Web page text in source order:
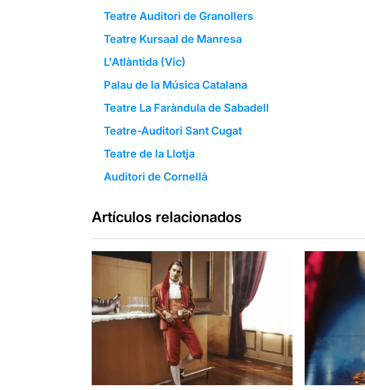
Teatre Auditori de Granollers
Teatre Kursaal de Manresa
L'Atlàntida (Vic)
Palau de la Música Catalana
Teatre La Faràndula de Sabadell
Teatre-Auditori Sant Cugat
Teatre de la Llotja
Auditori de Cornellà
Artículos relacionados